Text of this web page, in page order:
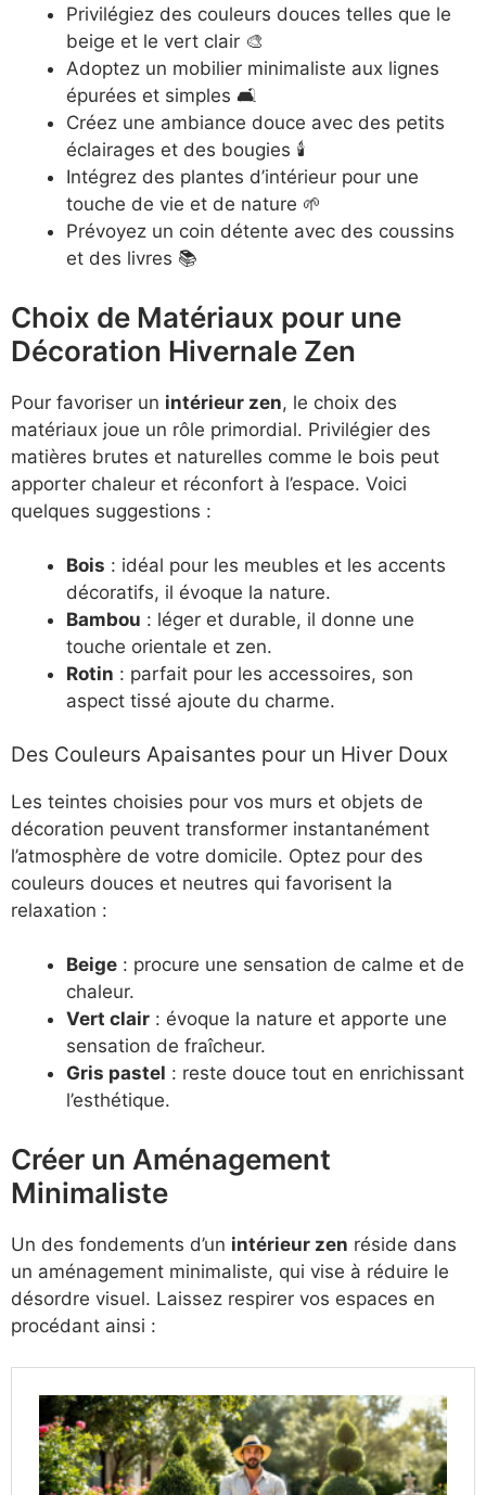
Privilégiez des couleurs douces telles que le
beige et le vert clair 🎨
Adoptez un mobilier minimaliste aux lignes
épurées et simples 🛋️
Créez une ambiance douce avec des petits
éclairages et des bougies 🕯️
Intégrez des plantes d’intérieur pour une
touche de vie et de nature 🌱
Prévoyez un coin détente avec des coussins
et des livres 📚
Choix de Matériaux pour une
Décoration Hivernale Zen
Pour favoriser un intérieur zen, le choix des
matériaux joue un rôle primordial. Privilégier des
matières brutes et naturelles comme le bois peut
apporter chaleur et réconfort à l’espace. Voici
quelques suggestions :
Bois : idéal pour les meubles et les accents
décoratifs, il évoque la nature.
Bambou : léger et durable, il donne une
touche orientale et zen.
Rotin : parfait pour les accessoires, son
aspect tissé ajoute du charme.
Des Couleurs Apaisantes pour un Hiver Doux
Les teintes choisies pour vos murs et objets de
décoration peuvent transformer instantanément
l’atmosphère de votre domicile. Optez pour des
couleurs douces et neutres qui favorisent la
relaxation :
Beige : procure une sensation de calme et de
chaleur.
Vert clair : évoque la nature et apporte une
sensation de fraîcheur.
Gris pastel : reste douce tout en enrichissant
l’esthétique.
Créer un Aménagement
Minimaliste
Un des fondements d’un intérieur zen réside dans
un aménagement minimaliste, qui vise à réduire le
désordre visuel. Laissez respirer vos espaces en
procédant ainsi :